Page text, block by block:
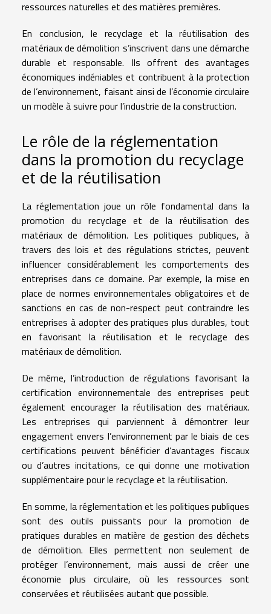
ressources naturelles et des matières premières.
En conclusion, le recyclage et la réutilisation des
matériaux de démolition s’inscrivent dans une démarche
durable et responsable. Ils offrent des avantages
économiques indéniables et contribuent à la protection
de l’environnement, faisant ainsi de l’économie circulaire
un modèle à suivre pour l’industrie de la construction.
Le rôle de la réglementation
dans la promotion du recyclage
et de la réutilisation
La réglementation joue un rôle fondamental dans la
promotion du recyclage et de la réutilisation des
matériaux de démolition. Les politiques publiques, à
travers des lois et des régulations strictes, peuvent
influencer considérablement les comportements des
entreprises dans ce domaine. Par exemple, la mise en
place de normes environnementales obligatoires et de
sanctions en cas de non-respect peut contraindre les
entreprises à adopter des pratiques plus durables, tout
en favorisant la réutilisation et le recyclage des
matériaux de démolition.
De même, l’introduction de régulations favorisant la
certification environnementale des entreprises peut
également encourager la réutilisation des matériaux.
Les entreprises qui parviennent à démontrer leur
engagement envers l’environnement par le biais de ces
certifications peuvent bénéficier d’avantages fiscaux
ou d’autres incitations, ce qui donne une motivation
supplémentaire pour le recyclage et la réutilisation.
En somme, la réglementation et les politiques publiques
sont des outils puissants pour la promotion de
pratiques durables en matière de gestion des déchets
de démolition. Elles permettent non seulement de
protéger l’environnement, mais aussi de créer une
économie plus circulaire, où les ressources sont
conservées et réutilisées autant que possible.